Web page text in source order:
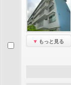
もっと見る